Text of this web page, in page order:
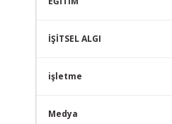
İŞİTSEL ALGI
işletme
Medya